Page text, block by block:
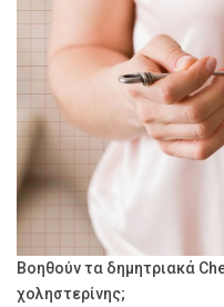
Βοηθούν τα δημητριακά
χοληστερίνης;